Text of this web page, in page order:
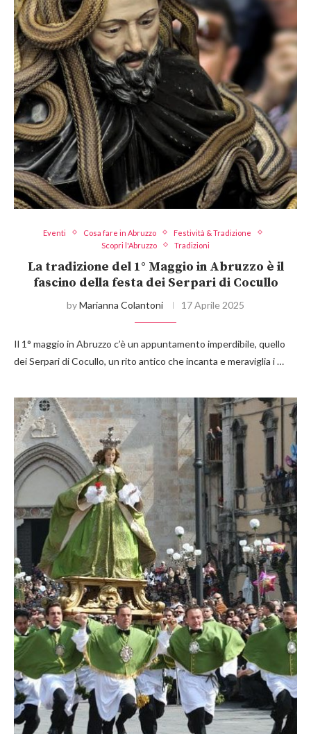
Eventi Cosa fare in Abruzzo
Festività & Tradizione
Scopri l'Abruzzo
Tradizioni
La tradizione del 1° Maggio in Abruzzo è il
fascino della festa dei Serpari di Cocullo
byMarianna Colantoni 17 Aprile 2025
Il 1° maggio in Abruzzo c’è un appuntamento imperdibile, quello
dei Serpari di Cocullo, un rito antico che incanta e meraviglia i …